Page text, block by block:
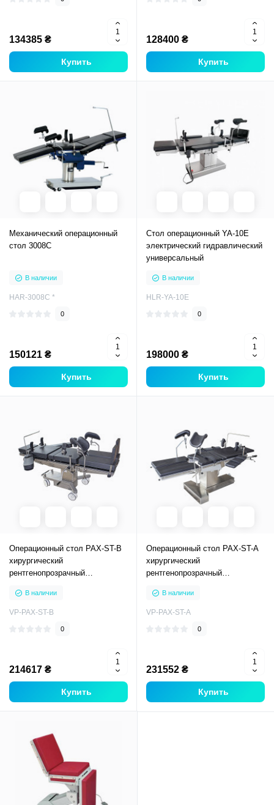
134385 ₴
Купить
128400 ₴
Купить
Механический операционный
стол 3008С
В наличии
HAR-3008С *
0
150121 ₴
Купить
Стол операционный YA-10E
электрический гидравлический
универсальный
В наличии
HLR-YA-10E
0
198000 ₴
Купить
Операционный стол PAX-ST-B
хирургический
рентгенопрозрачный
общехирургический
В наличии
VP-PAX-ST-B
0
214617 ₴
Купить
Операционный стол PAX-ST-A
хирургический
рентгенопрозрачный
общехирургический
В наличии
VP-PAX-ST-A
0
231552 ₴
Купить